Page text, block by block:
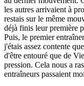
les autres arrivaient à
restais sur le même
déjà finis leur première
Puis, le premier
j'étais assez contente
d'être entouré que de
pression. Cela nous a
entraîneurs passaient